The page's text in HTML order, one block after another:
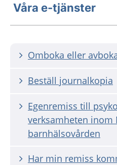
Våra e-tjänster
Omboka eller
Beställ journalkopia
Egenremiss till
verksamheten inom
barnhälsovården
Har min remiss